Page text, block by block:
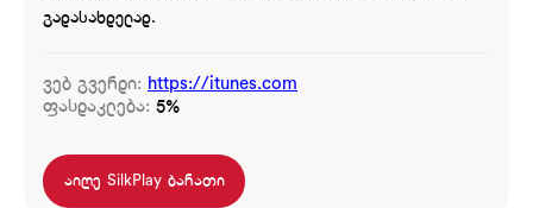
გადასახდელად.
ვებ გვერდი: https://itunes.com
ფასდაკლება: 5%
აიღე SilkPlay ბარათი